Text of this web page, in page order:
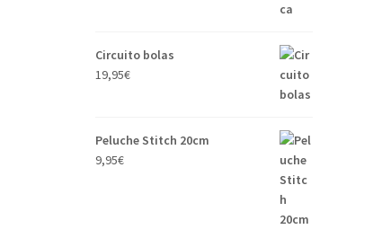
Circuito bolas
19,95€
Peluche Stitch 20cm
9,95€